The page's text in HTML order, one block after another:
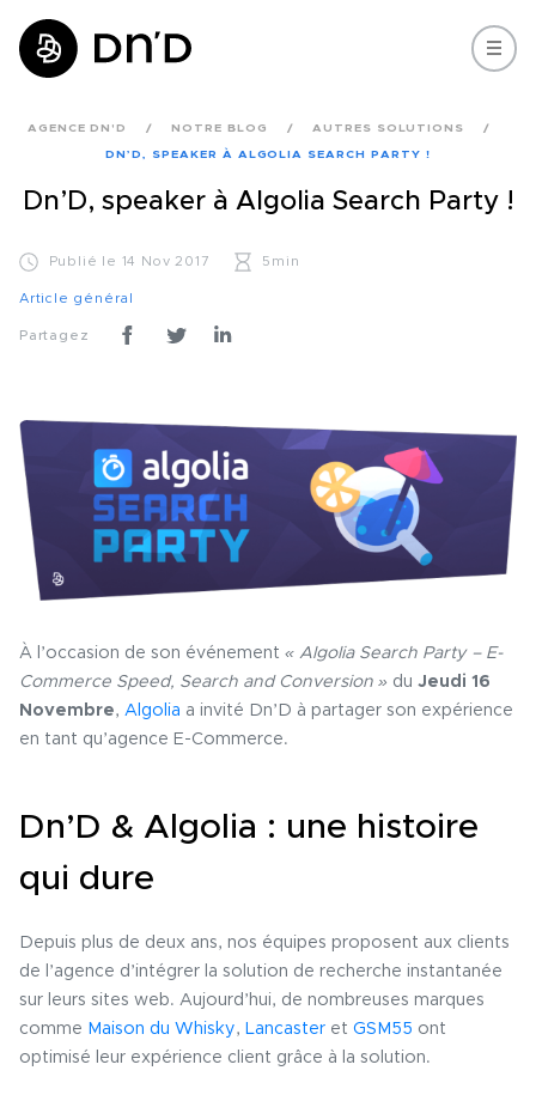
AGENCE DN'D NOTRE BLOG AUTRES SOLUTIONS
DN’D, SPEAKER À ALGOLIA SEARCH PARTY !
Dn’D, speaker à Algolia Search Party !
Publié le 14 Nov 2017 5min
Article général
Partagez
À l’occasion de son événement « Algolia Search Party – E-
Commerce Speed, Search and Conversion » du Jeudi 16
Novembre, Algolia a invité Dn’D à partager son expérience
en tant qu’agence E-Commerce.
Dn’D & Algolia : une histoire
qui dure
Depuis plus de deux ans, nos équipes proposent aux clients
de l’agence d’intégrer la solution de recherche instantanée
sur leurs sites web. Aujourd’hui, de nombreuses marques
comme Maison du Whisky, Lancaster et GSM55 ont
optimisé leur expérience client grâce à la solution.